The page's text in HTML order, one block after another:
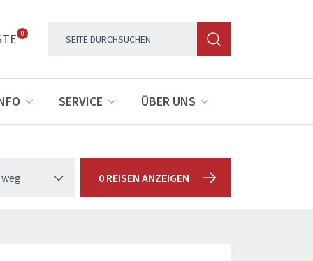
0
SERVICE ÜBER UNS
0 REISEN ANZEIGEN